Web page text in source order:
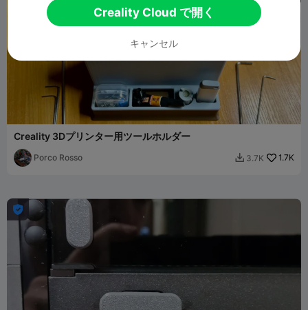
Creality 3Dプリンター用ツールホルダー
Porco Rosso  3.7K 1.7K

Creality Cloud で開く
キャンセル